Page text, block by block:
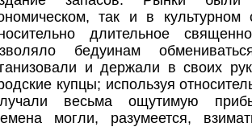
так и в
длительное
бедуинам
и держали в своих
купцы; используя
весьма ощутимую
могли, разумеется,